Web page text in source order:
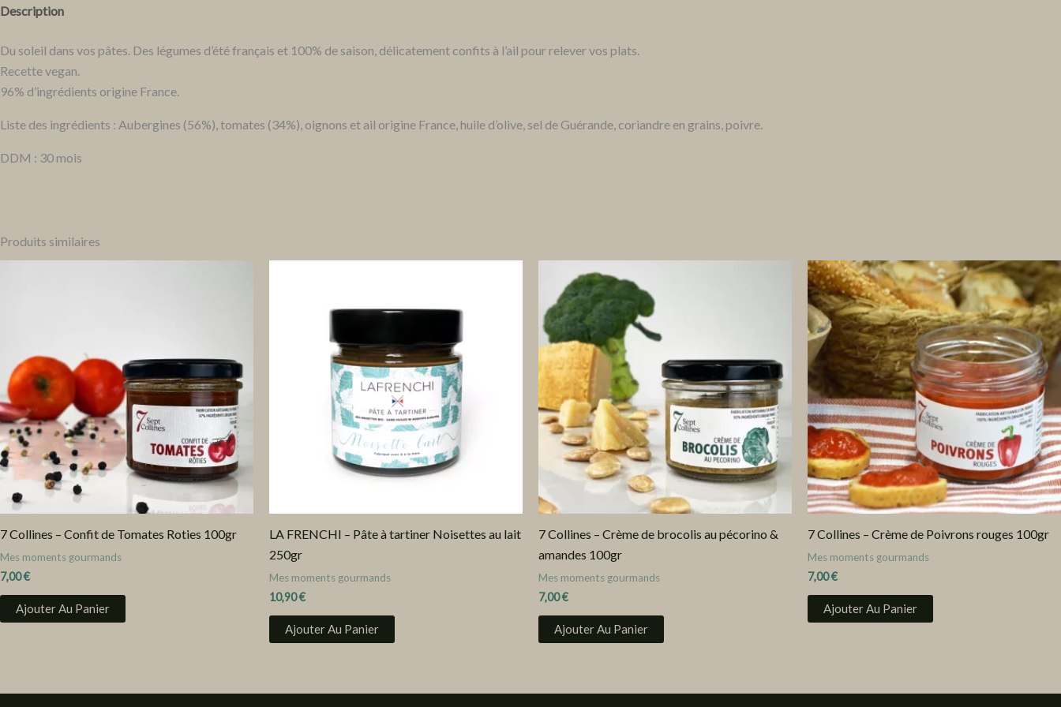
Description
Du soleil dans vos pâtes. Des légumes d’été français et 100% de saison, délicatement confits à l’ail pour relever vos plats.
Recette vegan.
96% d’ingrédients origine France.
Liste des ingrédients : Aubergines (56%), tomates (34%), oignons et ail origine France, huile d’olive, sel de Guérande, coriandre en grains, poivre.
DDM : 30 mois
Produits similaires
7 Collines – Confit de Tomates Roties 100gr
Mes moments gourmands
7,00€
Ajouter Au Panier
LA FRENCHI – Pâte à tartiner Noisettes au lait
250gr
Mes moments gourmands
10,90€
Ajouter Au Panier
7 Collines – Crème de brocolis au pécorino &
amandes 100gr
Mes moments gourmands
7,00€
Ajouter Au Panier
7 Collines – Crème de Poivrons rouges 100gr
Mes moments gourmands
7,00€
Ajouter Au Panier